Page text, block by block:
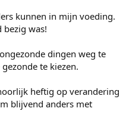
kunnen in mijn voeding.
bezig was!
dingen weg te
te kiezen.
heftig op verandering
blijvend anders met